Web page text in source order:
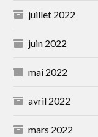
juillet 2022
juin 2022
mai 2022
avril 2022
mars 2022